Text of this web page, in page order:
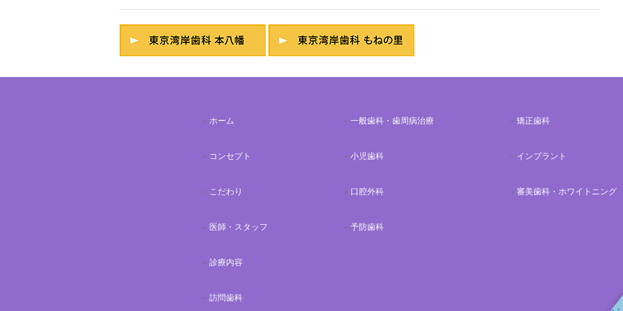
ホーム
コンセプト
こだわり
医師・スタッフ
診療内容
訪問歯科
一般歯科・歯周病治療
小児歯科
口腔外科
予防歯科
矯正歯科
インプラント
審美歯科・ホワイトニング